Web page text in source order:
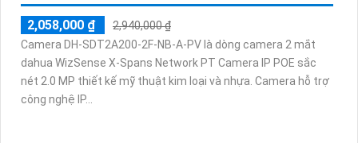
2,058,000 ₫
2,940,000 ₫
Camera DH-SDT2A200-2F-NB-A-PV là dòng camera 2 mắt
dahua WizSense X-Spans Network PT Camera IP POE sắc
nét 2.0 MP thiết kế mỹ thuật kim loại và nhựa. Camera hỗ trợ
công nghệ IP...